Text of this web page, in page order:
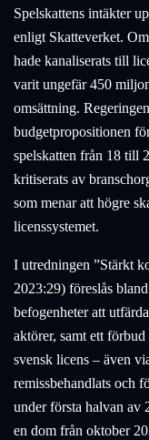
Spelskattens intäkter
enligt Skatteverket.
hade kanaliserats till
varit ungefär 450
omsättning.
budgetpropositionen
spelskatten från 18 till
kritiserats av
som menar att högre
licenssystemet.
I utredningen ”Stärkt
2023:29) föreslås
befogenheter att
aktörer, samt ett
svensk licens – även
remissbehandlats och
under första halvan av
en dom från oktober